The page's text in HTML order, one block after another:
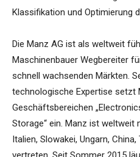
Klassifikation und Optimierung
Die Manz AG ist als weltweit
Maschinenbauer Wegbereiter
schnell wachsenden Märkten.
technologische Expertise setzt
Geschäftsbereichen
Storage“ ein. Manz ist weltweit
Italien, Slowakei, Ungarn,